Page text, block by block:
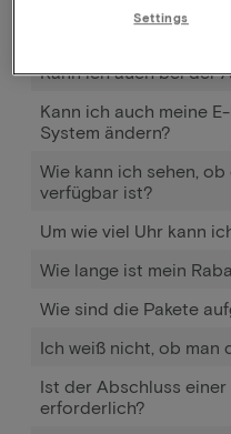
Wie viel muss ich
Kind(er) mitzubringen?
Kann ich auch bei der
Kann ich auch meine
System ändern?
Wie kann ich sehen,
verfügbar ist?
Um wie viel Uhr kann
Wie lange ist mein
Wie sind die Pakete
Ich weiß nicht, ob man
Ist der Abschluss
erforderlich?
Settings